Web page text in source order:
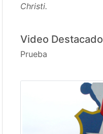
Christi.
Video Destacado
Prueba